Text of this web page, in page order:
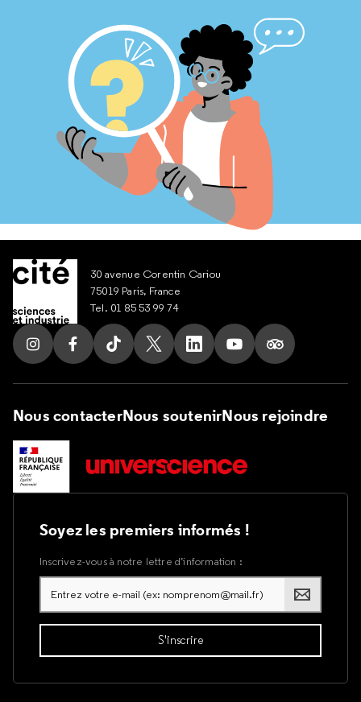
30 avenue Corentin Cariou
75019 Paris, France
Tel. 01 85 53 99 74
Suivez nous sur Instagram
Suivez nous sur Facebook
Suivez nous sur Tik Tok
Suivez nous sur X
Suivez nous sur LinkedIn
Suivez nous sur
Suivez nous
Nous contacterNous soutenirNous rejoindre
Soyez les premiers informés !
Inscrivez-vous à notre lettre d’information :